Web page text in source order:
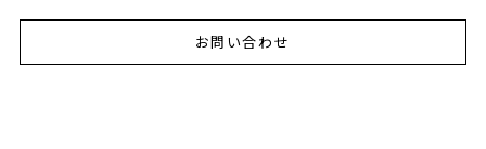
お問い合わせ